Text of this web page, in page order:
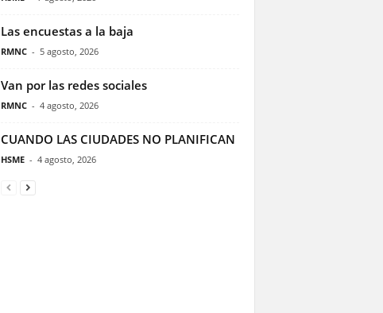
Las encuestas a la baja
RMNC - 5 agosto, 2026
Van por las redes sociales
RMNC - 4 agosto, 2026
CUANDO LAS CIUDADES NO PLANIFICAN
HSME - 4 agosto, 2026